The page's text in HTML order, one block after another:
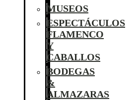
MUSEOS
ESPECTÁCULOS
FLAMENCO
Y
CABALLOS
BODEGAS
&
ALMAZARAS